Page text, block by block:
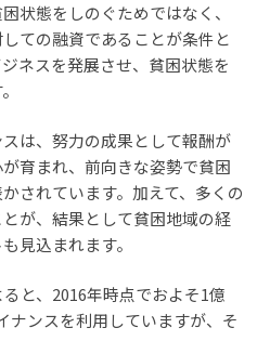
状態をしのぐためではなく、
ての融資であることが条件と
ネスを発展させ、貧困状態を
は、努力の成果として報酬が
育まれ、前向きな姿勢で貧困
されています。加えて、多くの
が、結果として貧困地域の経
見込まれます。
と、2016年時点でおよそ1億
ナンスを利用していますが、そ